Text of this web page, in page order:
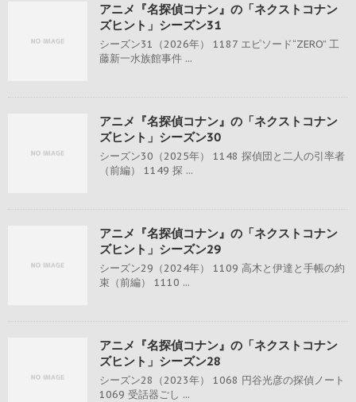
アニメ『名探偵コナン』の「ネクストコナン
ズヒント」シーズン31
シーズン31（2026年） 1187 エピソード“ZERO” 工
藤新一水族館事件 ...
アニメ『名探偵コナン』の「ネクストコナン
ズヒント」シーズン30
シーズン30（2025年） 1148 探偵団と二人の引率者
（前編） 1149 探 ...
アニメ『名探偵コナン』の「ネクストコナン
ズヒント」シーズン29
シーズン29（2024年） 1109 高木と伊達と手帳の約
束（前編） 1110 ...
アニメ『名探偵コナン』の「ネクストコナン
ズヒント」シーズン28
シーズン28（2023年） 1068 円谷光彦の探偵ノート
1069 受話器ごし ...